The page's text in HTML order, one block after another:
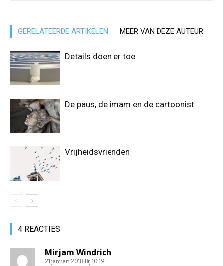
GERELATEERDE ARTIKELEN MEER VAN DEZE AUTEUR
Details doen er toe
De paus, de imam en de cartoonist
Vrijheidsvrienden
4 REACTIES
Mirjam Windrich
21 januari 2018 Bij 10:19